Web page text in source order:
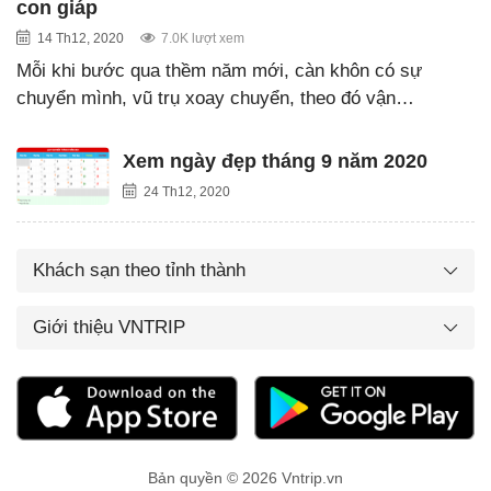
con giáp
14 Th12, 2020 7.0K lượt xem
Mỗi khi bước qua thềm năm mới, càn khôn có sự
chuyển mình, vũ trụ xoay chuyển, theo đó vận…
Xem ngày đẹp tháng 9 năm 2020
24 Th12, 2020
Khách sạn theo tỉnh thành
Giới thiệu VNTRIP
Bản quyền © 2026 Vntrip.vn